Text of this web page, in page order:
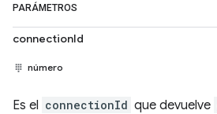
PARÁMETROS
connectionId
número
Es el connectionId que devuelve